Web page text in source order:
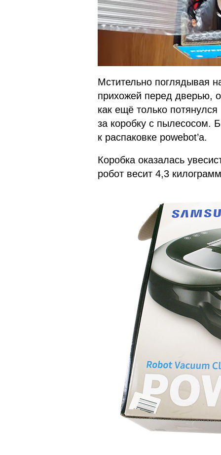
Мстительно поглядывая
прихожей перед дверью,
как ещё только
за коробку с пылесосом.
к распаковке powebot’а.
Коробка оказалась
робот весит 4,3